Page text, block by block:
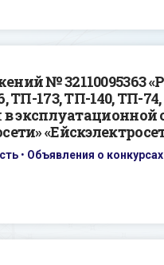
№ 32110095363
ТП-173, ТП-140, ТП-
эксплуатационной
• Объявления о конкурсах